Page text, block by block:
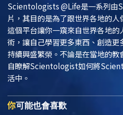
Scientologists @Life是一系列由
片，其目的是為了跟世界各地的人
這個平台讓你一窺來自世界各地
術，讓自己學習更多東西、創造
持續興盛繁榮。不論是在當地的
自瞭解Scientologist如何將
活中。
你可能也會喜歡